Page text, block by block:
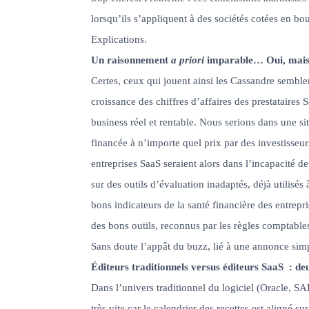
lorsqu’ils s’appliquent à des sociétés cotées en
Explications.
Un raisonnement a priori imparable… Oui, mais
Certes, ceux qui jouent ainsi les Cassandre
croissance des chiffres d’affaires des prestataires
business réel et rentable. Nous serions dans une
financée à n’importe quel prix par des
entreprises SaaS seraient alors dans l’incapacité
sur des outils d’évaluation inadaptés, déjà
bons indicateurs de la santé financière des
des bons outils, reconnus par les règles
Sans doute l’appât du buzz, lié à une annonce
Éditeurs traditionnels versus éditeurs SaaS :
Dans l’univers traditionnel du logiciel (Oracle,